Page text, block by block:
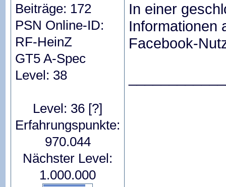
Beiträge: 172
PSN Online-ID:
RF-HeinZ
GT5 A-Spec
Level: 38
Level: 36 [?]
Erfahrungspunkte:
970.044
Nächster Level:
1.000.000
In einer
Informationen
Facebook-